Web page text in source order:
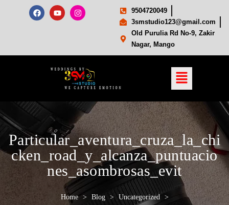
9504720049
3smstudio123@gmail.com
Old Purulia Rd No-9, Zakir
Nagar, Mango
Particular_aventura_cruza_la_chi
cken_road_y_alcanza_puntuacio
nes_asombrosas_evit
Home > Blog > Uncategorized
>